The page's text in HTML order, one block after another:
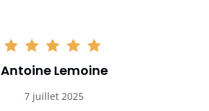
Antoine Lemoine
7 juillet 2025